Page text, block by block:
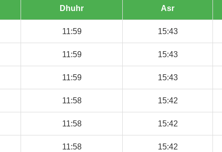
Dhuhr Asr
11:59 15:43
11:59 15:43
11:59 15:43
11:58 15:42
11:58 15:42
11:58 15:42